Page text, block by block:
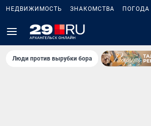
НЕДВИЖИМОСТЬ ЗНАКОМСТВА ПОГОДА
Люди против вырубки бора